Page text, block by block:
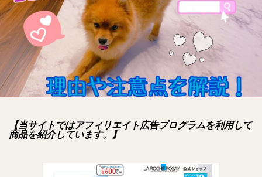
【当サイトではアフィリエイト広告プログラムを利用して
商品を紹介しています。】